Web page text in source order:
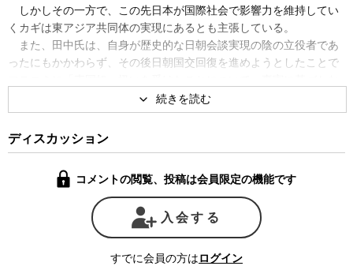
しかしその一方で、この先日本が国際社会で影響力を維持してい
くカギは東アジア共同体の実現にあるとも主張している。
また、田中氏は、自身が歴史的な日朝会談実現の陰の立役者であ
ったにもかかわらず、その後日朝国交回復を進めようとしたことで
いメディアの報道スタンスを厳しく批判した。
アメリカ一辺倒と言われる現在の日本の外交政策は本当に日本の
国益にかなったものなのか。外務省には、対米関係を是々非々で捉
えられる人材が育ってきているのか。過去４０年にわたりアジアと
アメリカの両面で日本外交の先端を担ってきた田中氏とともに、過
去、現在そして未来の日本外交のあり方を考えた。
ディスカッション
コメントの閲覧、投稿は会員限定の機能です
入会する
すでに会員の方は ログイン